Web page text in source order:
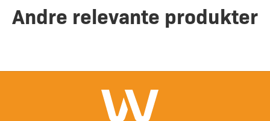
– Leveres med monteringsbraketter i begge ender
Andre relevante produkter